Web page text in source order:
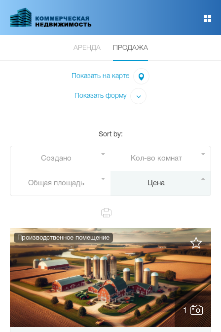
основному
АРЕНДА ПРОДАЖА
Показать на карте
Показать форму
Sort by:
Создано Кол-во комнат
Общая площадь Цена
1
Производственное помещение